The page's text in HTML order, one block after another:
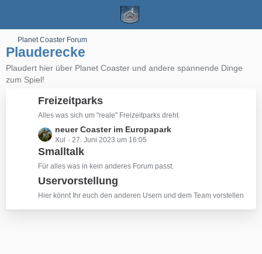
Planet Coaster Forum
Plauderecke
Plaudert hier über Planet Coaster und andere spannende Dinge
zum Spiel!
Freizeitparks
Alles was sich um "reale" Freizeitparks dreht.
L
e
t
z
t
B
e
neuer Coaster im Europapark
Xul 27. Juni 2023 um 16:05
Smalltalk
Für alles was in kein anderes Forum passt.
Uservorstellung
Hier könnt Ihr euch den anderen Usern und dem Team vorstellen